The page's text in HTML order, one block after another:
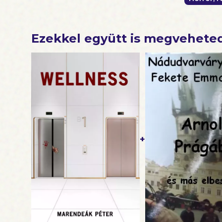
Ezekkel együtt is
+